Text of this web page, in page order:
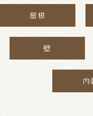
屋根
壁
内